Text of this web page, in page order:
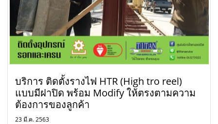
บริการ ติดตั้งรางไฟ HTR (High tro reel)
แบบมีฝาปิด พร้อม Modify ให้ตรงตามความ
ต้องการของลูกค้า
23 มี.ค. 2563